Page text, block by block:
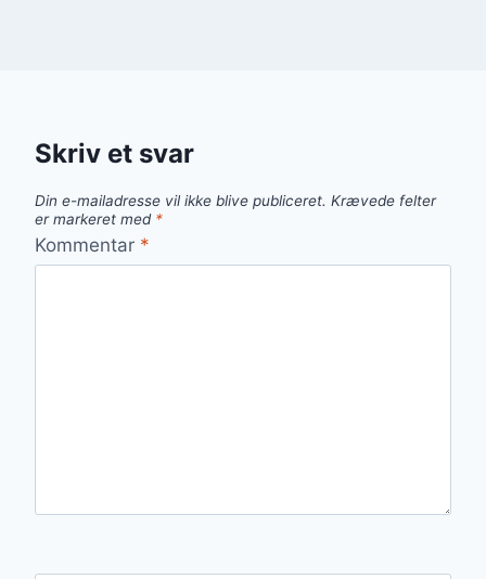
Skriv et svar
Din e-mailadresse vil ikke blive publiceret. Krævede felter
er markeret med *
Kommentar *